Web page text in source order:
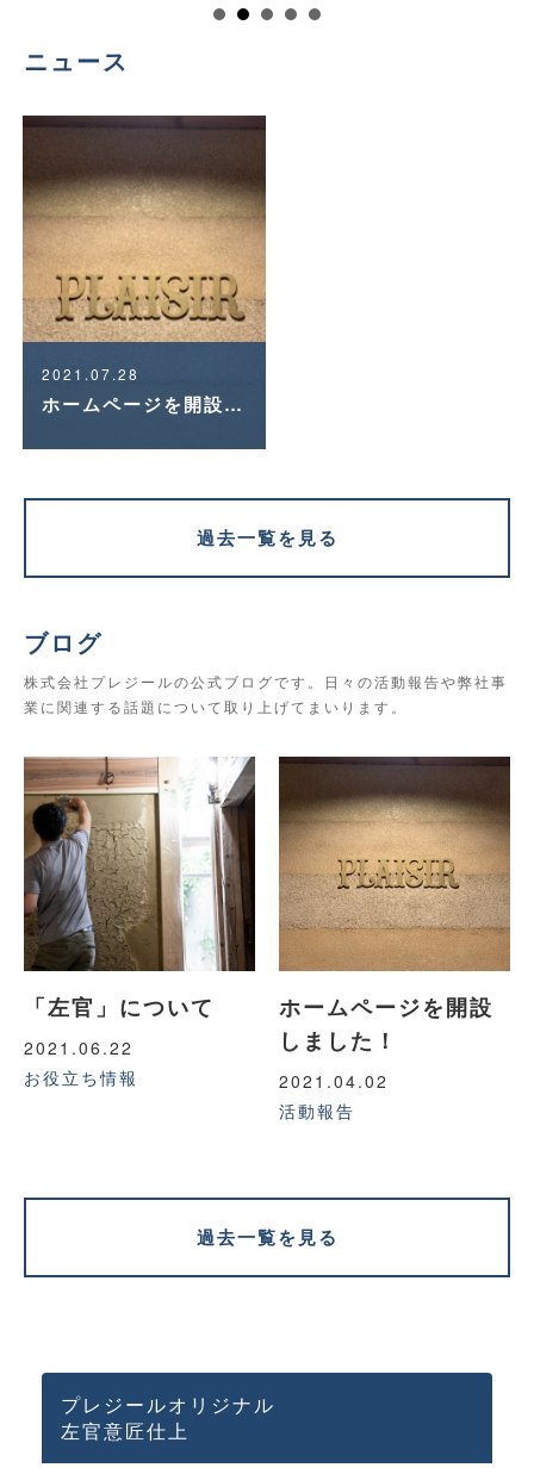
ニュース
2021.07.28
ホームページを開設しました！
過去一覧を見る
ブログ
株式会社プレジールの公式ブログです。日々の活動報告や弊社事
業に関連する話題について取り上げてまいります。
「左官」について
2021.06.22
お役立ち情報
ホームページを開設
しました！
2021.04.02
活動報告
過去一覧を見る
プレジールオリジナル
左官意匠仕上